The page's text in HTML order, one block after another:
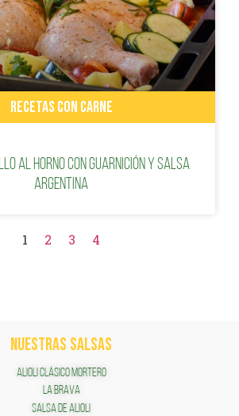
RECETAS CON CARNE
al horno con guarnición y salsa
argentina
1 2 3 4
NUESTRAS SALSAS
ALIOLI CLÁSICO MORTERO
LA BRAVA
SALSA DE ALIOLI